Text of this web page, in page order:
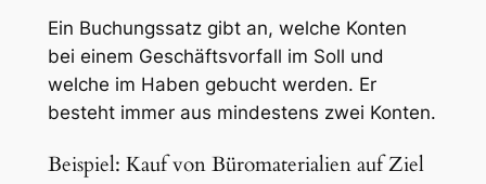
Ein Buchungssatz gibt an, welche Konten
bei einem Geschäftsvorfall im Soll und
welche im Haben gebucht werden. Er
besteht immer aus mindestens zwei Konten.
Beispiel: Kauf von Büromaterialien auf Ziel